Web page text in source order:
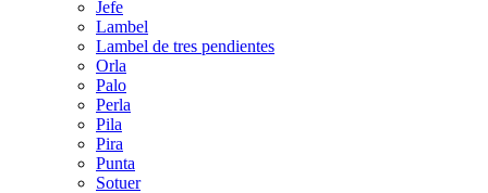
Jefe
Lambel
Lambel de tres pendientes
Orla
Palo
Perla
Pila
Pira
Punta
Sotuer